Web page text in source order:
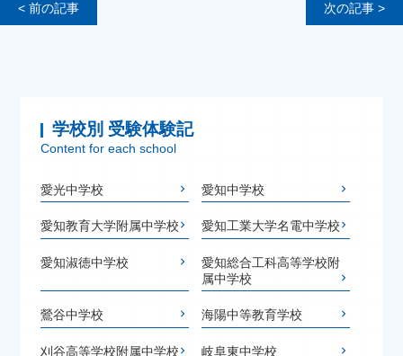
< 前の記事 次の記事 >
学校別 受験体験記
Content for each school
愛光中学校 愛知中学校
愛知教育大学附属中学校 愛知工業大学名電中学校
愛知淑徳中学校
愛知総合工科高等学校附
属中学校
鶯谷中学校 海陽中等教育学校
刈谷高等学校附属中学校 岐阜東中学校